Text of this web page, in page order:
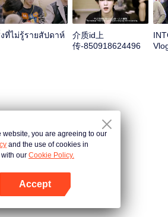
ที่ไม่รู้รายสัปดาห์
介质id上
传-850918624496
website, you are agreeing to our
and the use of cookies in
our Cookie Policy.
Accept